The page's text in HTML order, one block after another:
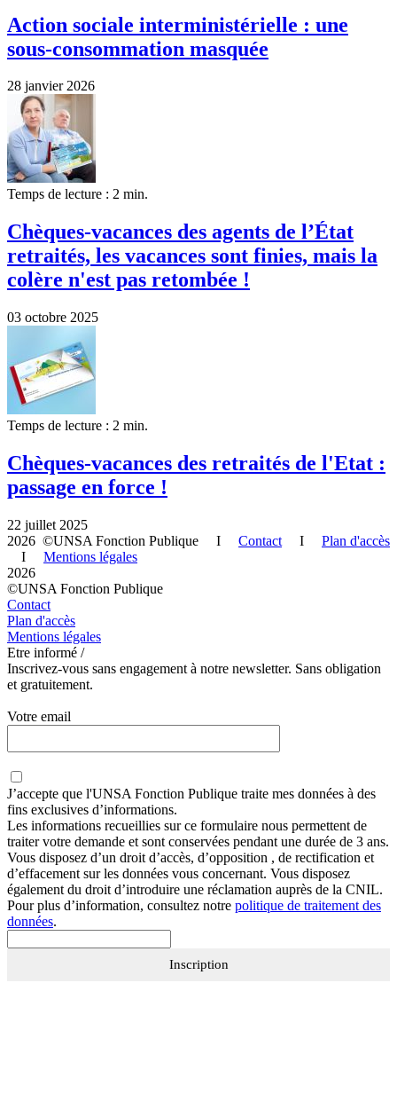
Action sociale interministérielle : une
sous-consommation masquée
28 janvier 2026
Temps de lecture : 2 min.
Chèques-vacances des agents de l’État
retraités, les vacances sont finies, mais la
colère n'est pas retombée !
03 octobre 2025
Temps de lecture : 2 min.
Chèques-vacances des retraités de l'Etat :
passage en force !
22 juillet 2025
2026 ©UNSA Fonction Publique I Contact I Plan d'accès
I Mentions légales
2026
©UNSA Fonction Publique
Contact
Plan d'accès
Mentions légales
Etre informé /
Inscrivez-vous sans engagement à notre newsletter. Sans obligation
et gratuitement.
Votre email
J’accepte que l'UNSA Fonction Publique traite mes données à des
fins exclusives d’informations.
Les informations recueillies sur ce formulaire nous permettent de
traiter votre demande et sont conservées pendant une durée de 3 ans.
Vous disposez d’un droit d’accès, d’opposition , de rectification et
d’effacement sur les données vous concernant. Vous disposez
également du droit d’introduire une réclamation auprès de la CNIL.
Pour plus d’information, consultez notre politique de traitement des
données.
Inscription